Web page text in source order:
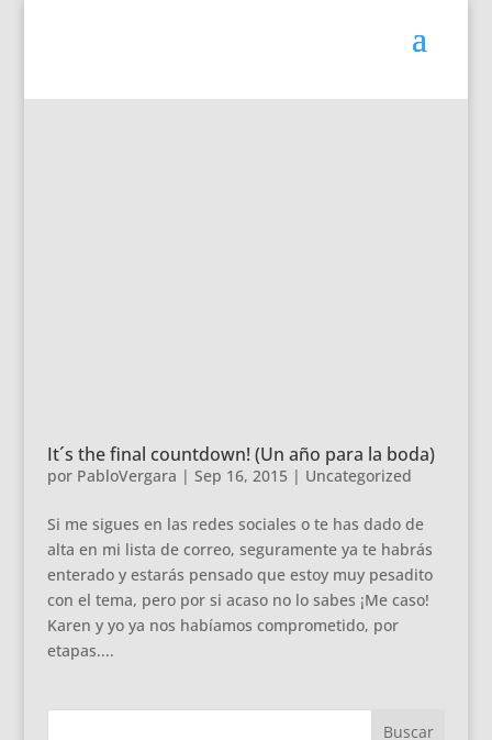
It´s the final countdown! (Un año para la boda)
por PabloVergara | Sep 16, 2015| Uncategorized
Si me sigues en las redes sociales o te has dado de
alta en mi lista de correo, seguramente ya te habrás
enterado y estarás pensado que estoy muy pesadito
con el tema, pero por si acaso no lo sabes ¡Me caso!
Karen y yo ya nos habíamos comprometido, por
etapas....